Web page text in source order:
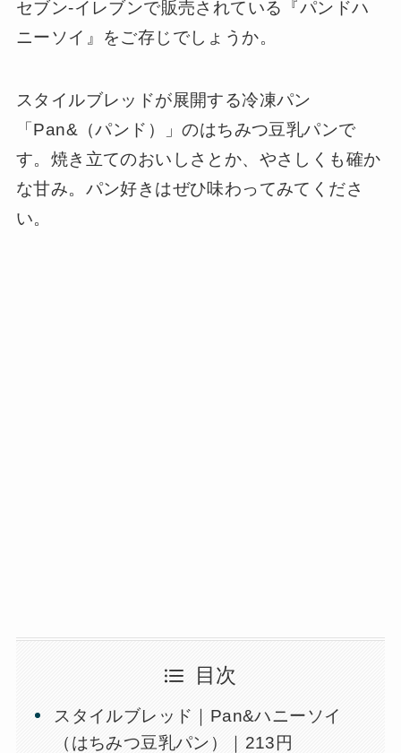
セブン-イレブンで販売されている『パンドハ
ニーソイ』をご存じでしょうか。
スタイルブレッドが展開する冷凍パン
「Pan&（パンド）」のはちみつ豆乳パンで
す。焼き立てのおいしさとか、やさしくも確か
な甘み。パン好きはぜひ味わってみてくださ
い。
目次
スタイルブレッド｜Pan&ハニーソイ
（はちみつ豆乳パン）｜213円